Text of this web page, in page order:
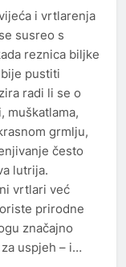
i vrtlarenja
susreo s
reznica biljke
pustiti
radi li se o
muškatlama,
grmlju,
često
lutrija.
vrtlari već
prirodne
značajno
uspjeh – i…